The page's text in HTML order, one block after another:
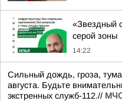
«Звездный
серой зоны
14:22
Сильный дождь, гроза,
августа. Будьте
экстренных служб-112.// МЧС